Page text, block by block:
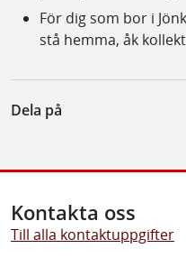
För dig som bor i
stå hemma, åk
Dela på
Kontakta oss
Till alla kontaktuppgifter